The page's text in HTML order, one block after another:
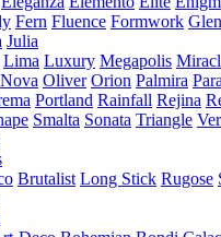
Fern Fluence Formwork
Julia
Lima Luxury Megapolis
Nova Oliver Orion Palmira
Portland Rainfall Rejina
Smalta Sonata Triangle
Brutalist Long Stick Rugose